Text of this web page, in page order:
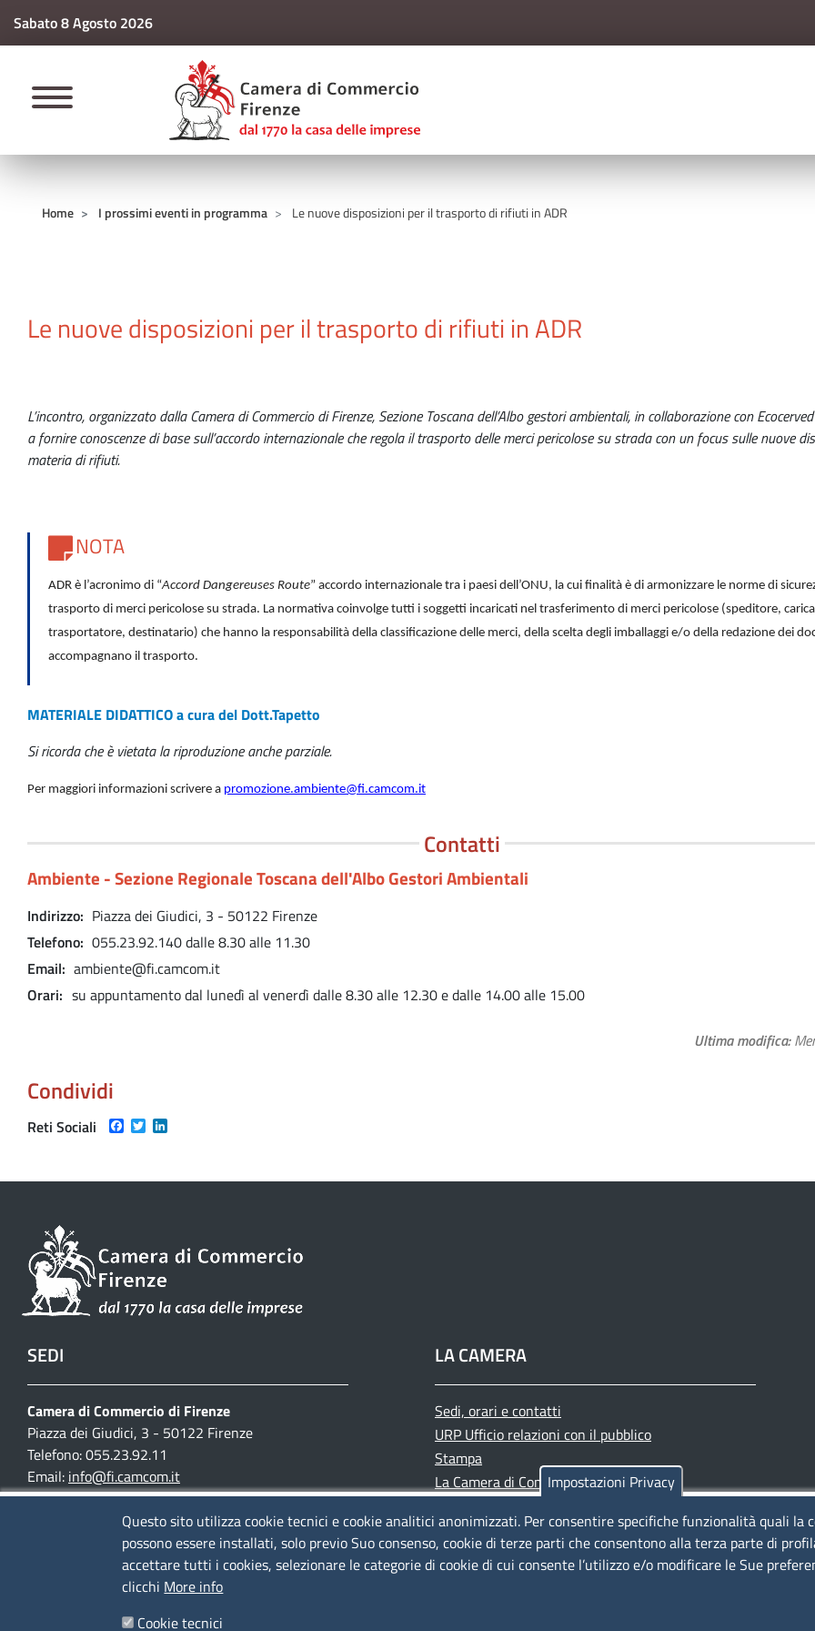
Sabato 8 Agosto 2026
CAMERE DI COMMERCIO D'ITALIA
Home I prossimi eventi in programma Le nuove disposizioni per il trasporto di rifiuti in ADR
Le nuove disposizioni per il trasporto di rifiuti in ADR
L’incontro, organizzato dalla Camera di Commercio di Firenze, Sezione Toscana dell’Albo gestori ambientali, in collaborazione con
a fornire conoscenze di base sull’accordo internazionale che regola il trasporto delle merci pericolose su strada con un focus sulle nuove
materia di rifiuti.
NOTA
ADR è l’acronimo di “Accord Dangereuses Route” accordo internazionale tra i paesi dell’ONU, la cui finalità è di armonizzare le norme di
trasporto di merci pericolose su strada. La normativa coinvolge tutti i soggetti incaricati nel trasferimento di merci pericolose (speditore,
trasportatore, destinatario) che hanno la responsabilità della classificazione delle merci, della scelta degli imballaggi e/o della redazione dei
accompagnano il trasporto.
MATERIALE DIDATTICO a cura del Dott.Tapetto
Si ricorda che è vietata la riproduzione anche parziale.
Per maggiori informazioni scrivere a promozione.ambiente@fi.camcom.it
Contatti
Ambiente - Sezione Regionale Toscana dell'Albo Gestori Ambientali
Indirizzo Piazza dei Giudici, 3 - 50122 Firenze
Telefono 055.23.92.140 dalle 8.30 alle 11.30
Email ambiente@fi.camcom.it
Orari
su appuntamento dal lunedì al venerdì dalle 8.30 alle 12.30 e dalle 14.00 alle 15.00
Ultima modifica
Condividi
Reti Sociali Facebook
Twitter
SEDI
Camera di Commercio di Firenze
Piazza dei Giudici, 3 - 50122 Firenze
Telefono: 055.23.92.11
Email: info@fi.camcom.it
Posta elettronica certificata:
cciaa.firenze@fi.legalmail.camcom.it
Partita IVA 03097420487
Codice fiscale 80002690487
LA CAMERA
Sedi, orari e contatti
URP Ufficio relazioni con il pubblico
Stampa
La Camera di Commercio oggi
Siti tematici
Impostazioni Privacy
Questo sito utilizza cookie tecnici e cookie analitici anonimizzati. Per consentire specifiche funzionalità quali la
possono essere installati, solo previo Suo consenso, cookie di terze parti che consentono alla terza parte di
accettare tutti i cookies, selezionare le categorie di cookie di cui consente l’utilizzo e/o modificare le Sue
clicchi More info
Cookie tecnici